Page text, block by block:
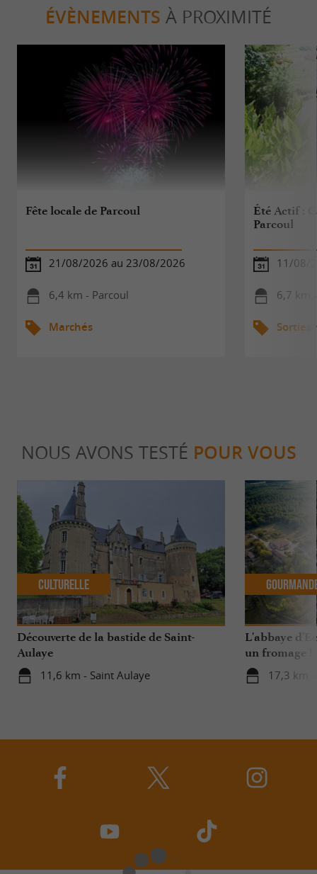
ÉVÈNEMENTS À PROXIMITÉ
Fête locale de Parcoul
21/08/2026 au 23/08/2026
6,4 km - Parcoul
Marchés
Été Actif :
Parcoul
11/08/
6,7 km
Sorties
NOUS AVONS TESTÉ POUR VOUS
Découverte de la bastide de Saint-
Aulaye
11,6 km - Saint Aulaye
Culturelle
L'abbaye
un fromage !
17,3 km -